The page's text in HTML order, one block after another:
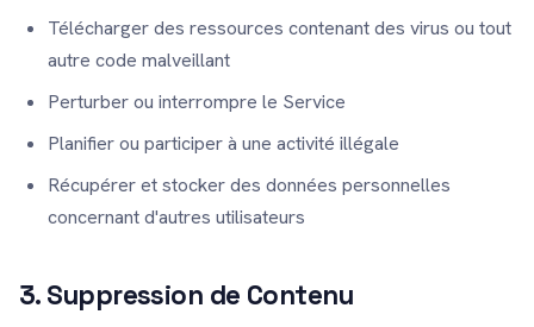
Télécharger des ressources contenant des virus ou tout
autre code malveillant
Perturber ou interrompre le Service
Planifier ou participer à une activité illégale
Récupérer et stocker des données personnelles
concernant d'autres utilisateurs
3. Suppression de Contenu